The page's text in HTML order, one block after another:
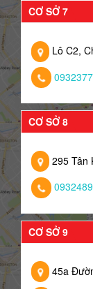
CƠ SỞ 7
Lô C2,
CƠ SỞ 8
295 Tân
CƠ SỞ 9
45a